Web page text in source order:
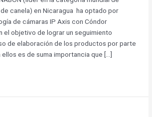
canela) en Nicaragua ha optado por
de cámaras IP Axis con Cóndor
el objetivo de lograr un seguimiento
de elaboración de los productos por parte
es de suma importancia que […]